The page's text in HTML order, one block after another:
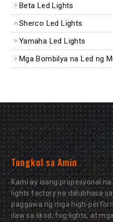
Beta Led Lights
Sherco Led Lights
Yamaha Led Lights
Mga Bombilya na Led ng
Tungkol sa Amin
Kami ay isang propesyonal
lights factory na dalubhasa
paggawa ng mga high-
ilaw sa likod, fog lights, at